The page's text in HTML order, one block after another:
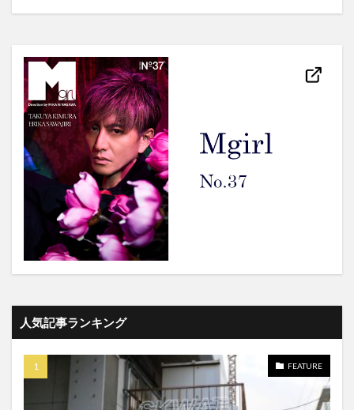
人気記事ランキング
FEATURE